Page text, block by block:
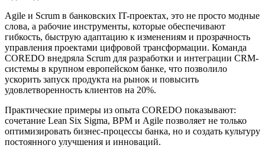
Agile и Scrum в банковских IT-проектах, это не просто модные
слова, а рабочие инструменты, которые обеспечивают
гибкость, быструю адаптацию к изменениям и прозрачность
управления проектами цифровой трансформации. Команда
COREDO внедряла Scrum для разработки и интеграции CRM-
системы в крупном европейском банке, что позволило
ускорить запуск продукта на рынок и повысить
удовлетворенность клиентов на 20%.
Практические примеры из опыта COREDO показывают:
сочетание Lean Six Sigma, BPM и Agile позволяет не только
оптимизировать бизнес-процессы банка, но и создать культуру
постоянного улучшения и инноваций.